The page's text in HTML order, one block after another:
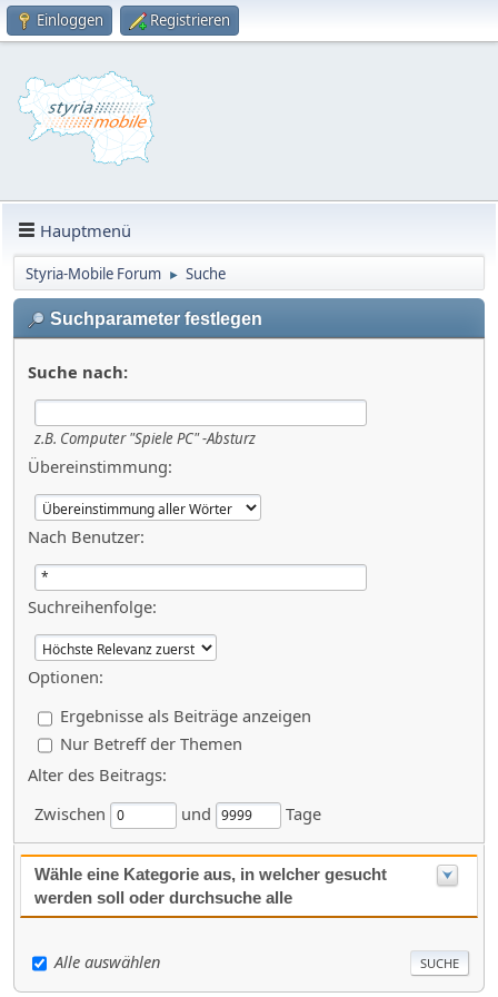
Einloggen Registrieren
Hauptmenü
Styria-Mobile Forum ► Suche
Suchparameter festlegen
Suche nach:
z.B. Computer "Spiele PC" -Absturz
Übereinstimmung:
Nach Benutzer:
Suchreihenfolge:
Optionen:
Ergebnisse als Beiträge anzeigen
Nur Betreff der Themen
Alter des Beitrags:
Zwischen
und Tage
Wähle eine Kategorie aus, in welcher gesucht
werden soll oder durchsuche alle
Alle auswählen